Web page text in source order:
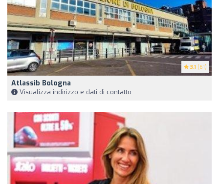
3.1 (61)
Atlassib Bologna
Visualizza indirizzo e dati di contatto